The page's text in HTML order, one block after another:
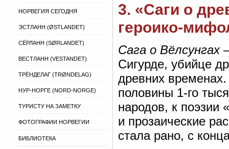
НОРВЕГИЯ СЕГОДНЯ
ЭСТЛАНН (ØSTLANDET)
СЁРЛАНН (SØRLANDET)
ВЕСТЛАНН (VESTANDET)
ТРЁНДЕЛАГ (TRØNDELAG)
НУР-НОРГЕ (NORD-NORGE)
ТУРИСТУ НА ЗАМЕТКУ
ФОТОГРАФИИ НОРВЕГИИ
БИБЛИОТЕКА
3. «Саги о
героико-
Сага о Вёлсунгах
Сигурде, убийце
древних
половины 1-го
народов, к поэзии
и прозаические
стала рано, с